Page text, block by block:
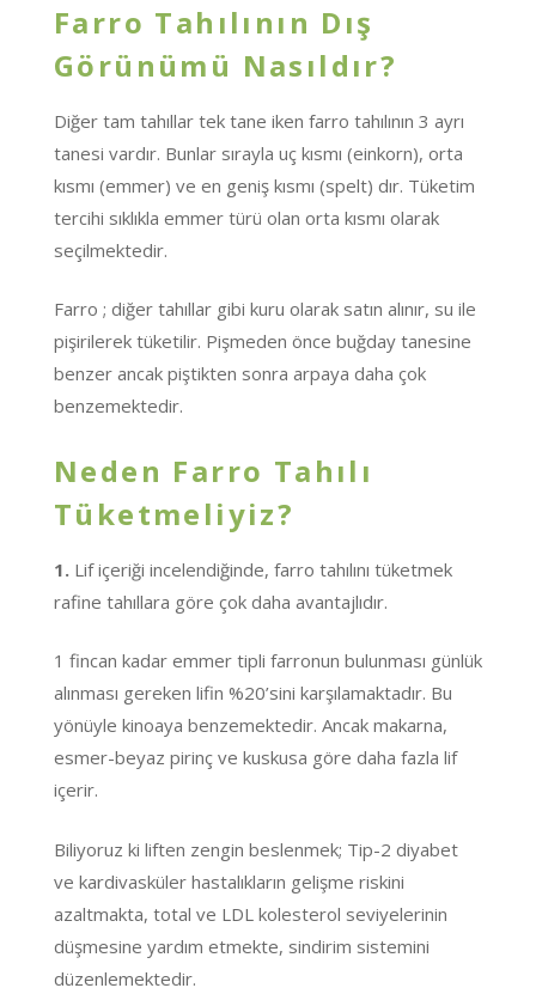
Farro Tahılının Dış
Görünümü Nasıldır?
Diğer tam tahıllar tek tane iken farro tahılının 3 ayrı
tanesi vardır. Bunlar sırayla uç kısmı (einkorn), orta
kısmı (emmer) ve en geniş kısmı (spelt) dır. Tüketim
tercihi sıklıkla emmer türü olan orta kısmı olarak
seçilmektedir.
Farro ; diğer tahıllar gibi kuru olarak satın alınır, su ile
pişirilerek tüketilir. Pişmeden önce buğday tanesine
benzer ancak piştikten sonra arpaya daha çok
benzemektedir.
Neden Farro Tahılı
Tüketmeliyiz?
1. Lif içeriği incelendiğinde, farro tahılını tüketmek
rafine tahıllara göre çok daha avantajlıdır.
1 fincan kadar emmer tipli farronun bulunması günlük
alınması gereken lifin %20’sini karşılamaktadır. Bu
yönüyle kinoaya benzemektedir. Ancak makarna,
esmer-beyaz pirinç ve kuskusa göre daha fazla lif
içerir.
Biliyoruz ki liften zengin beslenmek; Tip-2 diyabet
ve kardivasküler hastalıkların gelişme riskini
azaltmakta, total ve LDL kolesterol seviyelerinin
düşmesine yardım etmekte, sindirim sistemini
düzenlemektedir.